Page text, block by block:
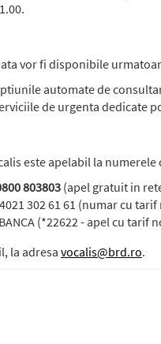
vor fi disponibile
automate de
de urgenta dedicate
este apelabil la numerele
803803 (apel gratuit in
302 61 61 (numar cu
(*22622 - apel cu tarif
la adresa vocalis@brd.ro.